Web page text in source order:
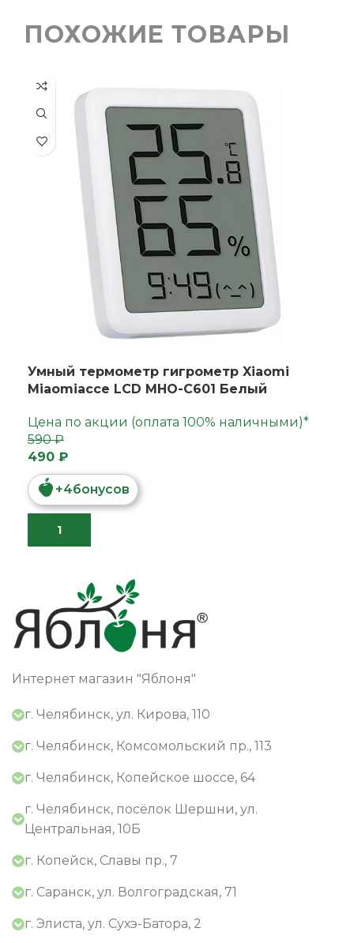
ПОХОЖИЕ ТОВАРЫ
Умный термометр гигрометр Xiaomi
Miaomiacce LCD MHO-C601 Белый
Цена по акции (оплата 100% наличными)*
490 ₽
+4бонусов
590 ₽
Интернет магазин "Яблоня"
г. Челябинск, ул. Кирова, 110
г. Челябинск, Комсомольский пр., 113
г. Челябинск, Копейское шоссе, 64
г. Челябинск, посёлок Шершни, ул.
Центральная, 10Б
г. Копейск, Славы пр., 7
г. Саранск, ул. Волгоградская, 71
г. Элиста, ул. Сухэ-Батора, 2